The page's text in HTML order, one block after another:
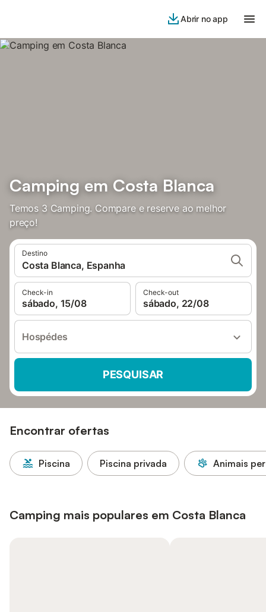
Abrir no app
Camping em Costa Blanca
Temos 3 Camping. Compare e reserve ao melhor
preço!
Destino
Costa Blanca, Espanha
Check-in
sábado, 15/08
Check-out
sábado, 22/08
Hospédes
PESQUISAR
Encontrar ofertas
Piscina Piscina privada Animais
Camping mais populares em Costa Blanca